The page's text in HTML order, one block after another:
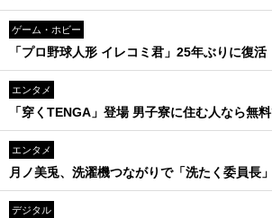
ゲーム・ホビー
「プロ野球人形 イレコミ君」25年ぶりに復活
エンタメ
「穿くTENGA」登場 男子寮に住む人なら無
エンタメ
月ノ美兎、洗濯機つながりで「洗たく委員長
デジタル